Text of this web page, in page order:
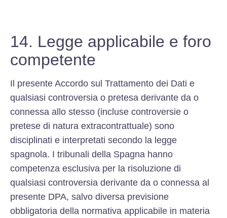
14. Legge applicabile e foro
competente
Il presente Accordo sul Trattamento dei Dati e
qualsiasi controversia o pretesa derivante da o
connessa allo stesso (incluse controversie o
pretese di natura extracontrattuale) sono
disciplinati e interpretati secondo la legge
spagnola. I tribunali della Spagna hanno
competenza esclusiva per la risoluzione di
qualsiasi controversia derivante da o connessa al
presente DPA, salvo diversa previsione
obbligatoria della normativa applicabile in materia